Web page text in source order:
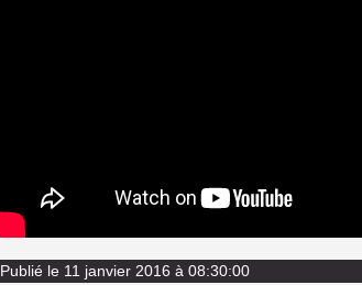
Publié le 11 janvier 2016 à 08:30:00